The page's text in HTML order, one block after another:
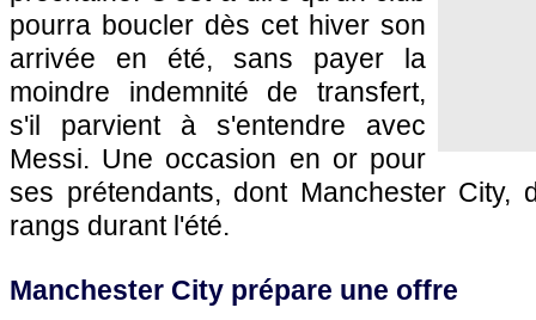
pourra boucler dès cet hiver son
arrivée en été, sans payer la
moindre indemnité de transfert,
s'il parvient à s'entendre avec
Messi. Une occasion en or pour
ses prétendants, dont Manchester City,
rangs durant l'été.
Manchester City prépare une offre